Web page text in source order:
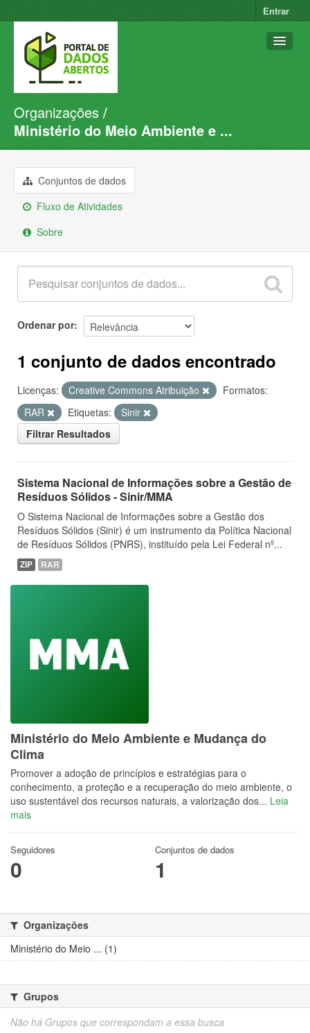
Entrar
Conjuntos de dados
Organizações
Sobre
Organizações
Ministério do Meio Ambiente e ...
Conjuntos de dados
Fluxo de Atividades
Sobre
Ordenar por
1 conjunto de dados encontrado
Licenças: Creative Commons Atribuição
Formatos:
RAR
Etiquetas:
Sinir
Filtrar Resultados
Sistema Nacional de Informações sobre a Gestão de
Resíduos Sólidos - Sinir/MMA
O Sistema Nacional de Informações sobre a Gestão dos
Resíduos Sólidos (Sinir) é um instrumento da Política Nacional
de Resíduos Sólidos (PNRS), instituído pela Lei Federal nº...
ZIP RAR
Ministério do Meio Ambiente e Mudança do
Clima
Promover a adoção de princípios e estratégias para o
conhecimento, a proteção e a recuperação do meio ambiente, o
uso sustentável dos recursos naturais, a valorização dos... Leia
mais
Seguidores
0
Conjuntos de dados
1
Organizações
Ministério do Meio ... (1)
Grupos
Não há Grupos que correspondam a essa busca